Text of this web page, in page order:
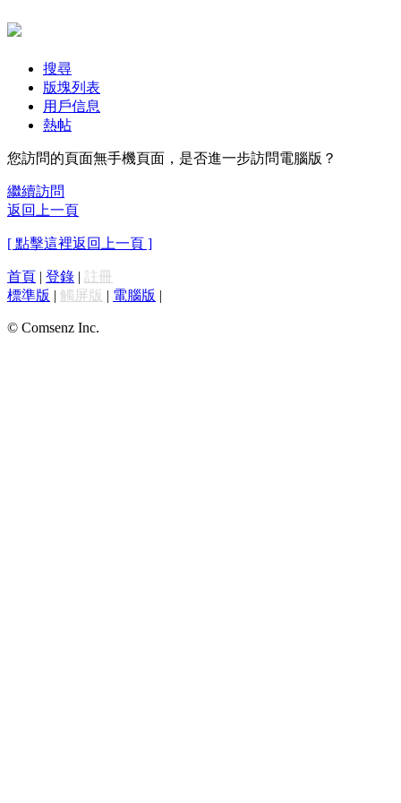
搜尋
版塊列表
用戶信息
熱帖
您訪問的頁面無手機頁面，是否進一步訪問電腦版？
繼續訪問
返回上一頁
[ 點擊這裡返回上一頁 ]
首頁 | 登錄 | 註冊
標準版 | 觸屏版 | 電腦版 |
© Comsenz Inc.